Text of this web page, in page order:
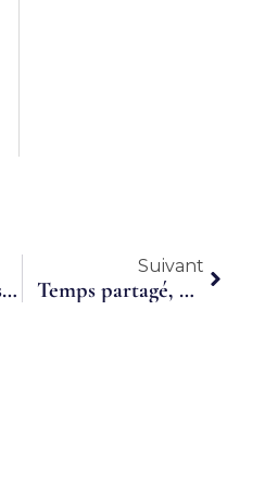
Un DAF, oui, mais à temps partagé !
Suivant
Temps partagé, portage salarial : le DSI as a Service